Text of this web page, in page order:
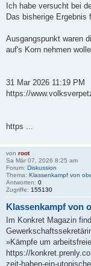
Ich habe versucht bei
Das bisherige Ergebnis
Ausgangspunkt waren
auf's Korn nehmen
31 Mar 2026 11:19 PM
https://
https ...
von root
Sa Mär 07, 2026 8:25 am
Forum: Diskussion
Thema: Klassenkampf von
Antworten: 0
Zugriffe: 155130
Klassenkampf von
Im Konkret Magazin
»Kämpfe um
https://
zeit-haben-ein-